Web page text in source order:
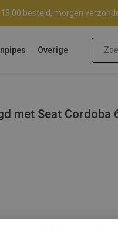
besteld, morgen
Overige
met Seat Cordoba